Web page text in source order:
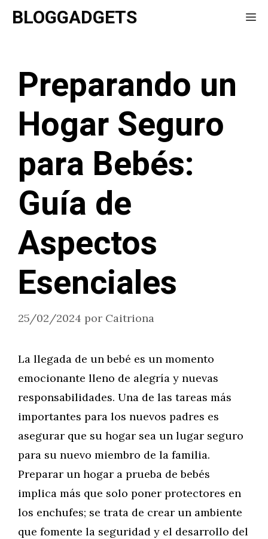
SaltarBLOGGADGETS
Preparando un
Hogar Seguro
para Bebés:
Guía de
Aspectos
Esenciales
25/02/2024 por Caitriona
La llegada de un bebé es un momento
emocionante lleno de alegría y nuevas
responsabilidades. Una de las tareas más
importantes para los nuevos padres es
asegurar que su hogar sea un lugar seguro
para su nuevo miembro de la familia.
Preparar un hogar a prueba de bebés
implica más que solo poner protectores en
los enchufes; se trata de crear un ambiente
que fomente la seguridad y el desarrollo del